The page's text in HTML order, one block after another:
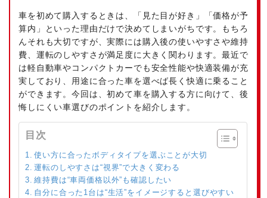
車を初めて購入するときは、「見た目が好き」「価格が予
算内」といった理由だけで決めてしまいがちです。もちろ
んそれも大切ですが、実際には購入後の使いやすさや維持
費、運転のしやすさが満足度に大きく関わります。最近で
は軽自動車やコンパクトカーでも安全性能や快適装備が充
実しており、用途に合った車を選べば長く快適に乗ること
ができます。今回は、初めて車を購入する方に向けて、後
悔しにくい車選びのポイントを紹介します。
目次
使い方に合ったボディタイプを選ぶことが大切
運転のしやすさは“視界”で大きく変わる
維持費は“車両価格以外”も確認したい
自分に合った1台は“生活”をイメージすると選びやすい